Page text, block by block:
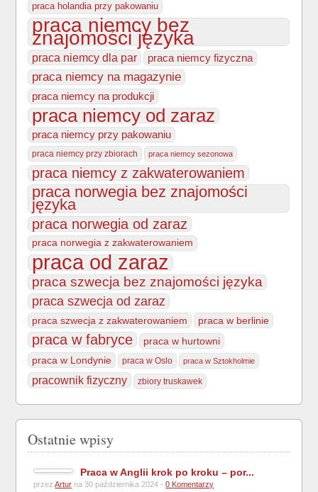
praca holandia przy pakowaniu
praca niemcy bez
znajomości języka
praca niemcy dla par praca niemcy fizyczna
praca niemcy na magazynie
praca niemcy na produkcji
praca niemcy od zaraz
praca niemcy przy pakowaniu
praca niemcy przy zbiorach praca niemcy sezonowa
praca niemcy z zakwaterowaniem
praca norwegia bez znajomości
języka
praca norwegia od zaraz
praca norwegia z zakwaterowaniem
praca od zaraz
praca szwecja bez znajomości języka
praca szwecja od zaraz
praca szwecja z zakwaterowaniem praca w berlinie
praca w fabryce
praca w hurtowni
praca w Londynie
praca w Oslo praca w Sztokholmie
pracownik fizyczny zbiory truskawek
Ostatnie wpisy
Praca w Anglii krok po kroku – por...
przezArtur na 30 października 2024 -0 Komentarzy